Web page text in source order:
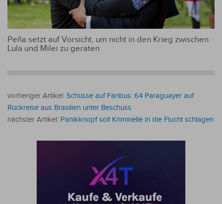
Peña setzt auf Vorsicht, um nicht in den Krieg zwischen
Lula und Milei zu geraten
vorheriger Artikel: Schüsse auf Fanbus: 64 Paraguayer auf
Rückreise aus Brasilien unter Beschuss
nächster Artikel: Panikknopf soll Kriminelle in die Flucht schlagen